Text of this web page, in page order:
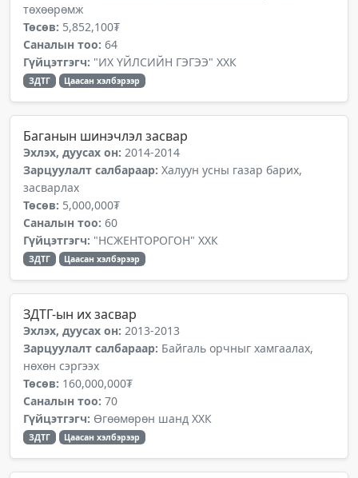
төхөөрөмж
Төсөв: 5,852,100₮
Саналын тоо: 64
Гүйцэтгэгч: "ИХ ҮЙЛСИЙН ГЭГЭЭ" ХХК
ЗДТГ Цаасан хэлбэрээр
Баганын шинэчлэл засвар
Эхлэх, дуусах он: 2014-2014
Зарцуулалт салбараар: Халуун усны газар барих,
засварлах
Төсөв: 5,000,000₮
Саналын тоо: 60
Гүйцэтгэгч: "НСЖЕНТОРОГОН" ХХК
ЗДТГ Цаасан хэлбэрээр
ЗДТГ-ын их засвар
Эхлэх, дуусах он: 2013-2013
Зарцуулалт салбараар: Байгаль орчныг хамгаалах,
нөхөн сэргээх
Төсөв: 160,000,000₮
Саналын тоо: 70
Гүйцэтгэгч: Өгөөмөрөн шанд ХХК
ЗДТГ Цаасан хэлбэрээр